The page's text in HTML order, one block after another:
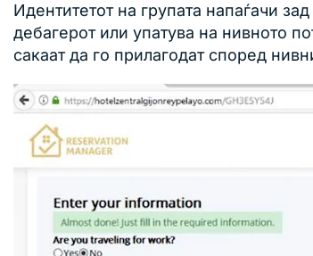
Идентитетот на групата напаѓачи
дебагерот или упатува на нивното
сакаат да го прилагодат според